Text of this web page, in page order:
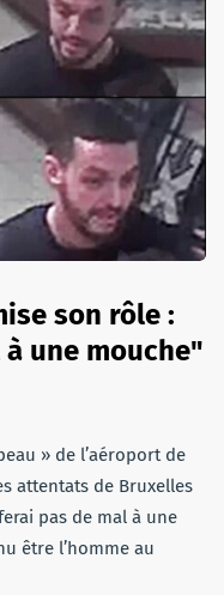
son rôle :
une mouche"
» de l’aéroport de
attentats de Bruxelles
pas de mal à une
être l’homme au